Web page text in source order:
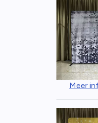
Meer